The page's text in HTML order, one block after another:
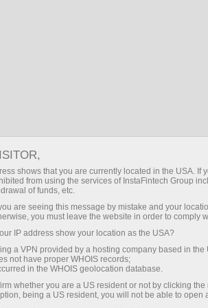
-
le
à
shows that you are currently located in the USA. If
from using the services of InstaFintech Group
of funds, etc.
are seeing this message by mistake and your
you must leave the website in order to comply
IP address show your location as the USA?
a VPN provided by a hosting company based in the
not have proper WHOIS records;
in the WHOIS geolocation database.
whether you are a US resident or not by clicking
being a US resident, you will not be able to open